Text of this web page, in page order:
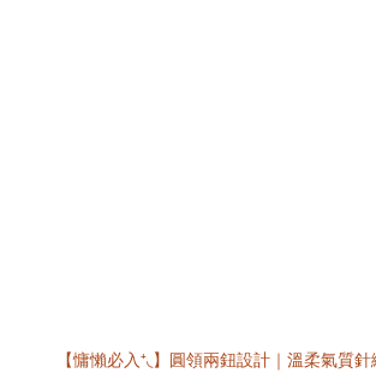
【慵懶必入⁺◟】圓領兩鈕設計｜溫柔氣質